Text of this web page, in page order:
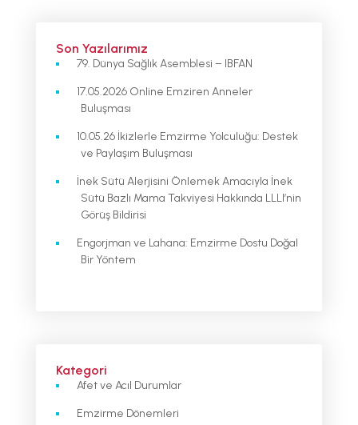
Son Yazılarımız
79. Dünya Sağlık Asemblesi – IBFAN
17.05.2026 Online Emziren Anneler
Buluşması
10.05.26 İkizlerle Emzirme Yolculuğu: Destek
ve Paylaşım Buluşması
İnek Sütü Alerjisini Önlemek Amacıyla İnek
Sütü Bazlı Mama Takviyesi Hakkında LLLI’nin
Görüş Bildirisi
Engorjman ve Lahana: Emzirme Dostu Doğal
Bir Yöntem
Kategori
Afet ve Acıl Durumlar
Emzirme Dönemleri